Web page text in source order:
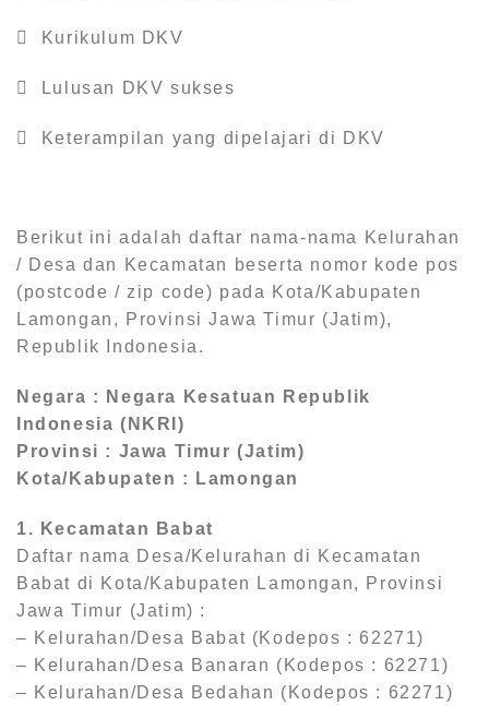
 Kurikulum DKV
 Lulusan DKV sukses
 Keterampilan yang dipelajari di DKV
Berikut ini adalah daftar nama-nama Kelurahan
/ Desa dan Kecamatan beserta nomor kode pos
(postcode / zip code) pada Kota/Kabupaten
Lamongan, Provinsi Jawa Timur (Jatim),
Republik Indonesia.
Negara : Negara Kesatuan Republik
Indonesia (NKRI)
Provinsi : Jawa Timur (Jatim)
Kota/Kabupaten : Lamongan
1. Kecamatan Babat
Daftar nama Desa/Kelurahan di Kecamatan
Babat di Kota/Kabupaten Lamongan, Provinsi
Jawa Timur (Jatim) :
– Kelurahan/Desa Babat (Kodepos : 62271)
– Kelurahan/Desa Banaran (Kodepos : 62271)
– Kelurahan/Desa Bedahan (Kodepos : 62271)